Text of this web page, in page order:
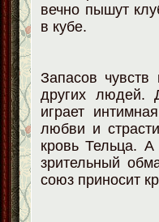
вечно пышут
в кубе.
Запасов
других людей.
играет
любви и
кровь Тельца.
зрительный
союз приносит